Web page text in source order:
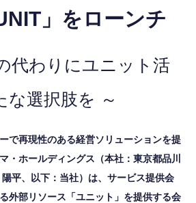
」をローンチ
代わりにユニット活
な選択肢を ～
で再現性のある経営ソリューションを提
・ホールディングス（本社：東京都品川
平、以下：当社）は、サービス提供会
外部リソース「ユニット」を提供する会